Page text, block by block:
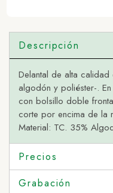
Descripción
Delantal de alta
algodón y poliéster-.
con bolsillo doble
corte por encima de la
Material: TC. 35%
Precios
Grabación